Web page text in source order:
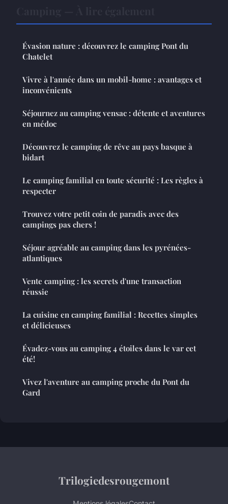
Évasion nature : découvrez le camping Pont du
Chatelet
Vivre à l'année dans un mobil-home : avantages et
inconvénients
Séjournez au camping vensac : détente et aventures
en médoc
Découvrez le camping de rêve au pays basque à
bidart
Le camping familial en toute sécurité : Les règles à
respecter
Trouvez votre petit coin de paradis avec des
campings pas chers !
Séjour agréable au camping dans les pyrénées-
atlantiques
Vente camping : les secrets d'une transaction
réussie
La cuisine en camping familial : Recettes simples
et délicieuses
Évadez-vous au camping 4 étoiles dans le var cet
été!
Vivez l'aventure au camping proche du Pont du
Gard
Trilogiedesrougemont